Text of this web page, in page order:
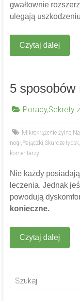
gwałtownie
ulegają
Czytaj dalej
5 sposobów
Porady,Sekrety
Mikrokrążenie żylne,
nogi, Pajączki,Skurcze łydek,
komentarzy
Nie każdy
leczenia. Jednak
powodują
konieczne.
Czytaj dalej